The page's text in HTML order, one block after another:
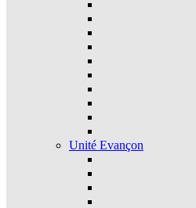
Unité Evançon